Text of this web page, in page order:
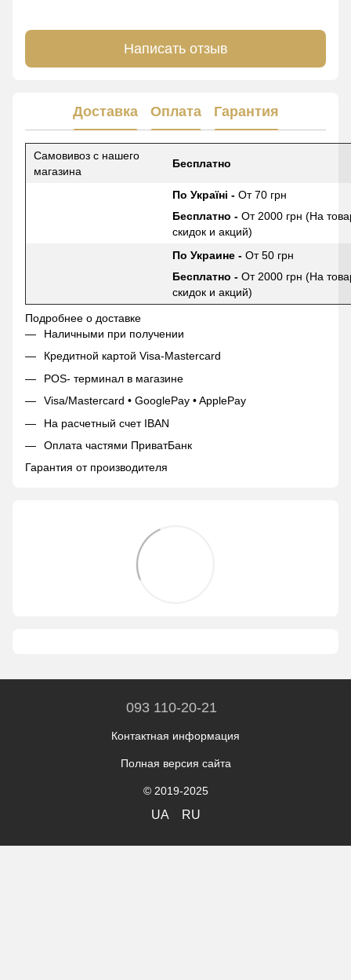
Написать отзыв
Доставка Оплата Гарантия
Самовивоз с нашего
магазина
Бесплатно
По Україні - От 70 грн
Бесплатно - От 2000 грн (На
скидок и акций)
По Украине - От 50 грн
Бесплатно - От 2000 грн (На
скидок и акций)
Подробнее о доставке
Наличными при получении
Кредитной картой Visa-Mastercard
POS- терминал в магазине
Visa/Mastercard • GooglePay • ApplePay
На расчетный счет IBAN
Оплата частями ПриватБанк
Гарантия от производителя
093 110-20-21
Контактная информация
Полная версия сайта
© 2019-2025
UA RU